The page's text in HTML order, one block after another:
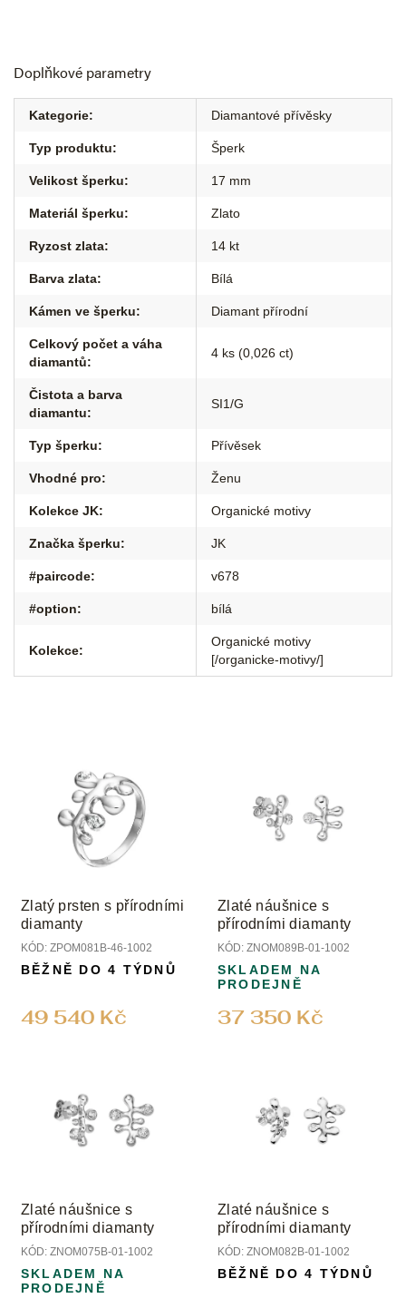
Doplňkové parametry
Kategorie: Diamantové přívěsky
Typ produktu: Šperk
Velikost šperku: 17 mm
Materiál šperku: Zlato
Ryzost zlata: 14 kt
Barva zlata: Bílá
Kámen ve šperku: Diamant přírodní
Celkový počet a váha
diamantů:
4 ks (0,026 ct)
Čistota a barva
diamantu:
SI1/G
Typ šperku: Přívěsek
Vhodné pro: Ženu
Kolekce JK: Organické motivy
Značka šperku: JK
#paircode: v678
#option: bílá
Kolekce:
Organické motivy
[/organicke-motivy/]
Zlatý prsten s přírodními
diamanty
KÓD: ZPOM081B-46-1002
49 540 Kč
BĚŽNĚ DO 4 TÝDNŮ
Zlaté náušnice s
přírodními diamanty
KÓD: ZNOM089B-01-1002
37 350 Kč
SKLADEM NA
PRODEJNĚ
Zlaté náušnice s
přírodními diamanty
KÓD: ZNOM075B-01-1002
SKLADEM NA
PRODEJNĚ
Zlaté náušnice s
přírodními diamanty
KÓD: ZNOM082B-01-1002
BĚŽNĚ DO 4 TÝDNŮ